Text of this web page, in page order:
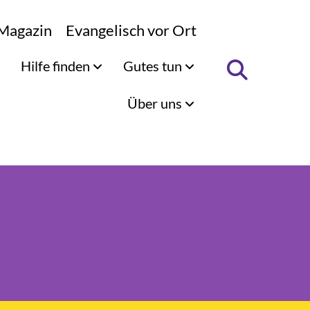
Evangelisch vor Ort
Hilfe finden Gutes tun
Über uns